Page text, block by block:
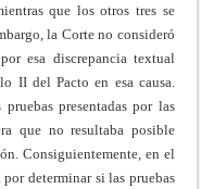
que los otros tres se
la Corte no consideró
esa discrepancia textual
II del Pacto en esa causa.
presentadas por las
que no resultaba posible
Consiguientemente, en el
determinar si las pruebas